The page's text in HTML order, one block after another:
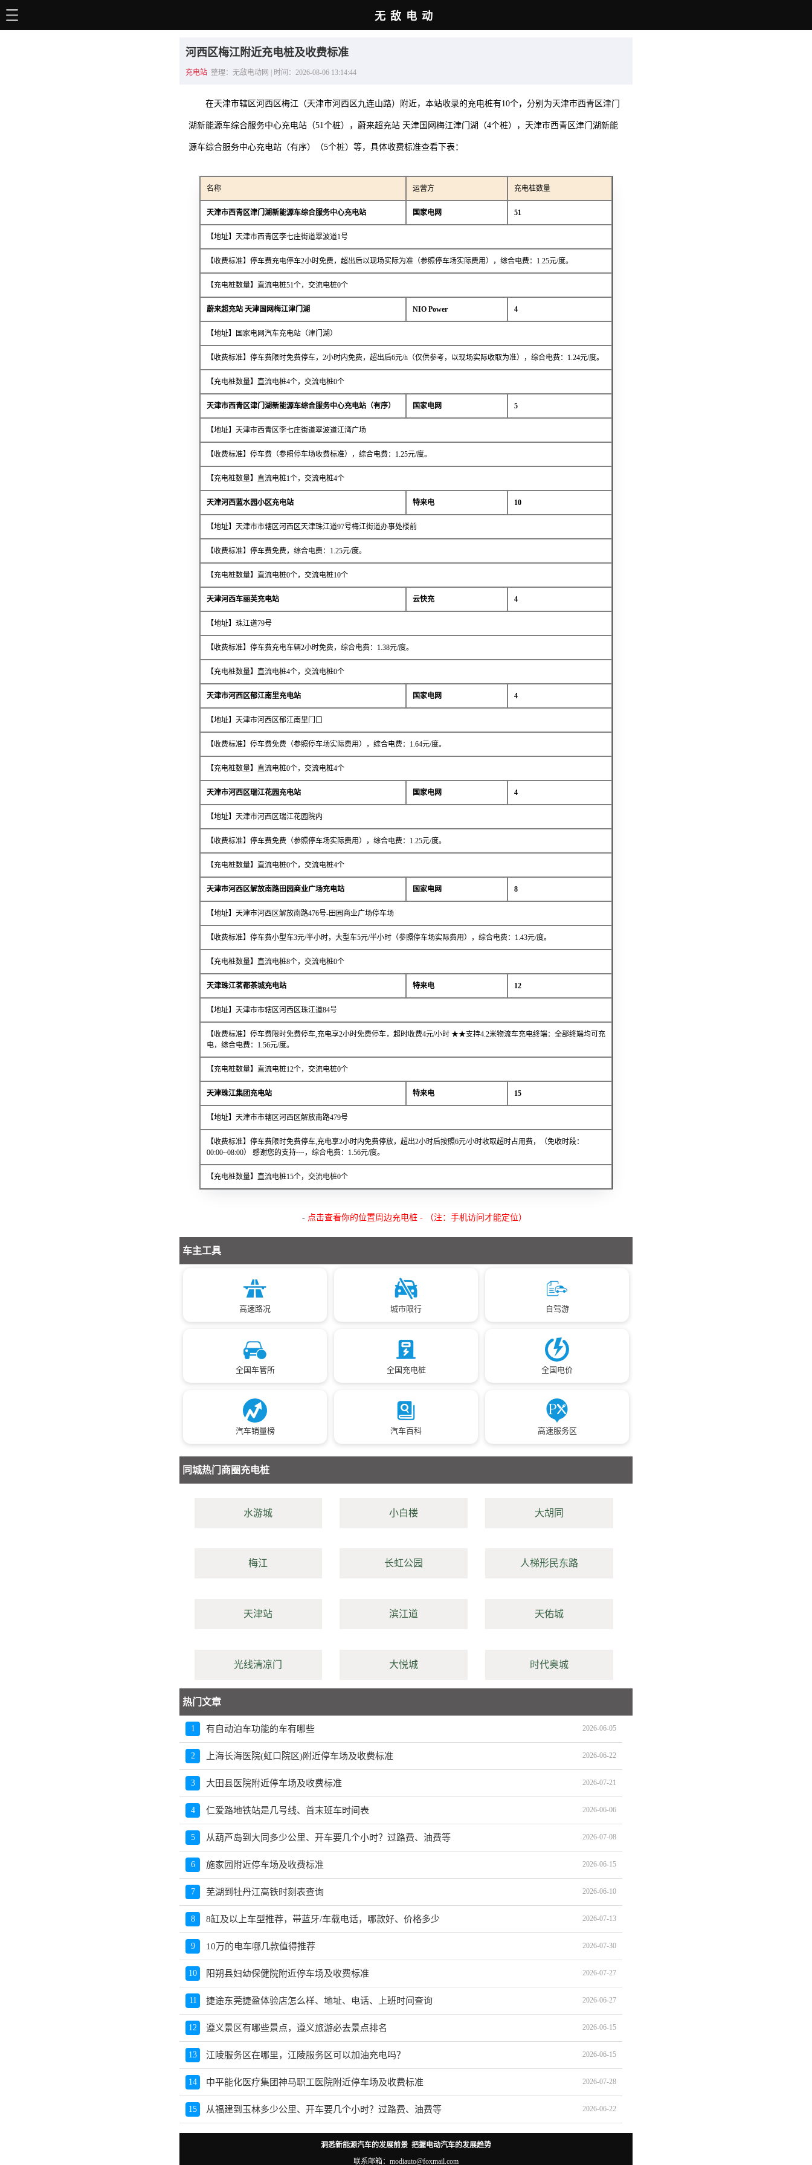
无敌电动
河西区梅江附近充电桩及收费标准
充电站 整理：无敌电动网 | 时间：2026-08-06 13:14:44
在天津市辖区河西区梅江（天津市河西区九连山路）附近，本站收录的充电桩有10个，分别为天津市西青区津门
湖新能源车综合服务中心充电站（51个桩），蔚来超充站 天津国网梅江津门湖（4个桩），天津市西青区津门湖新能
源车综合服务中心充电站（有序）（5个桩）等，具体收费标准查看下表：
名称 运营方 充电桩数量
天津市西青区津门湖新能源车综合服务中心充电站 国家电网 51
【地址】天津市西青区李七庄街道翠波道1号
【收费标准】停车费充电停车2小时免费，超出后以现场实际为准（参照停车场实际费用），综合电费：1.25元/度。
【充电桩数量】直流电桩51个，交流电桩0个
蔚来超充站 天津国网梅江津门湖 NIO Power 4
【地址】国家电网汽车充电站（津门湖）
【收费标准】停车费限时免费停车，2小时内免费，超出后6元/h（仅供参考，以现场实际收取为准），综合电费：1.24元/度。
【充电桩数量】直流电桩4个，交流电桩0个
天津市西青区津门湖新能源车综合服务中心充电站（有序） 国家电网 5
【地址】天津市西青区李七庄街道翠波道江湾广场
【收费标准】停车费（参照停车场收费标准），综合电费：1.25元/度。
【充电桩数量】直流电桩1个，交流电桩4个
天津河西蓝水园小区充电站 特来电 10
【地址】天津市市辖区河西区天津珠江道97号梅江街道办事处楼前
【收费标准】停车费免费，综合电费：1.25元/度。
【充电桩数量】直流电桩0个，交流电桩10个
天津河西车丽芙充电站 云快充 4
【地址】珠江道79号
【收费标准】停车费充电车辆2小时免费，综合电费：1.38元/度。
【充电桩数量】直流电桩4个，交流电桩0个
天津市河西区郁江南里充电站 国家电网 4
【地址】天津市河西区郁江南里门口
【收费标准】停车费免费（参照停车场实际费用），综合电费：1.64元/度。
【充电桩数量】直流电桩0个，交流电桩4个
天津市河西区瑞江花园充电站 国家电网 4
【地址】天津市河西区瑞江花园院内
【收费标准】停车费免费（参照停车场实际费用），综合电费：1.25元/度。
【充电桩数量】直流电桩0个，交流电桩4个
天津市河西区解放南路田园商业广场充电站 国家电网 8
【地址】天津市河西区解放南路476号-田园商业广场停车场
【收费标准】停车费小型车3元/半小时，大型车5元/半小时（参照停车场实际费用），综合电费：1.43元/度。
【充电桩数量】直流电桩8个，交流电桩0个
天津珠江茗都茶城充电站 特来电 12
【地址】天津市市辖区河西区珠江道84号
【收费标准】停车费限时免费停车,充电享2小时免费停车，超时收费4元/小时 ★★支持4.2米物流车充电终端：全部终端均可充
电，综合电费：1.56元/度。
【充电桩数量】直流电桩12个，交流电桩0个
天津珠江集团充电站 特来电 15
【地址】天津市市辖区河西区解放南路479号
【收费标准】停车费限时免费停车,充电享2小时内免费停放，超出2小时后按照6元/小时收取超时占用费，（免收时段：
00:00~08:00） 感谢您的支持~~，综合电费：1.56元/度。
【充电桩数量】直流电桩15个，交流电桩0个
- 点击查看你的位置周边充电桩 - （注：手机访问才能定位）
车主工具
高速路况 城市限行 自驾游
全国车管所 全国充电桩 全国电价
汽车销量榜 汽车百科 高速服务区
同城热门商圈充电桩
水游城 小白楼 大胡同
梅江 长虹公园 人梯形民东路
天津站 滨江道 天佑城
光线清凉门 大悦城 时代奥城
热门文章
1 有自动泊车功能的车有哪些 2026-06-05
2 上海长海医院(虹口院区)附近停车场及收费标准 2026-06-22
3 大田县医院附近停车场及收费标准 2026-07-21
4 仁爱路地铁站是几号线、首末班车时间表 2026-06-06
5 从葫芦岛到大同多少公里、开车要几个小时？过路费、油费等 2026-07-08
6 施家园附近停车场及收费标准 2026-06-15
7 芜湖到牡丹江高铁时刻表查询 2026-06-10
8 8缸及以上车型推荐，带蓝牙/车载电话，哪款好、价格多少 2026-07-13
9 10万的电车哪几款值得推荐 2026-07-30
10 阳朔县妇幼保健院附近停车场及收费标准 2026-07-27
11 捷途东莞捷盈体验店怎么样、地址、电话、上班时间查询 2026-06-27
12 遵义景区有哪些景点，遵义旅游必去景点排名 2026-06-15
13 江陵服务区在哪里，江陵服务区可以加油充电吗？ 2026-06-15
14 中平能化医疗集团神马职工医院附近停车场及收费标准 2026-07-28
15 从福建到玉林多少公里、开车要几个小时？过路费、油费等 2026-06-22
洞悉新能源汽车的发展前景 把握电动汽车的发展趋势
联系邮箱：modiauto@foxmail.com